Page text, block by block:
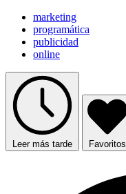
marketing
programática
publicidad
online
Leer más tarde Favoritos